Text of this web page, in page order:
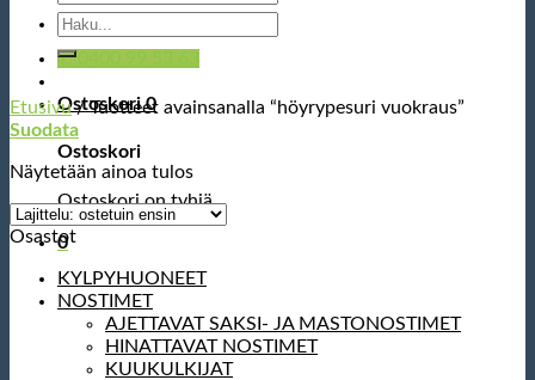
✆ 0400 99 53 63
Ostoskori0
Ostoskori
Ostoskori on tyhjä.
0
Etsi:
Etusivu /Tuotteet avainsanalla “höyrypesuri vuokraus”
Suodata
Näytetään ainoa tulos
Osastot
KYLPYHUONEET
NOSTIMET
AJETTAVAT SAKSI- JA MASTONOSTIMET
HINATTAVAT NOSTIMET
KUUKULKIJAT